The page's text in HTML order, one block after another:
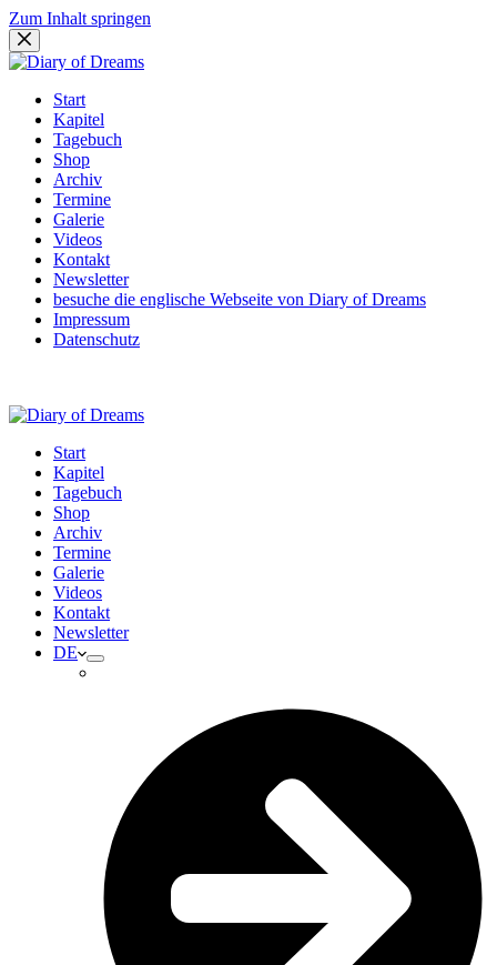
Zum Inhalt springen
Start
Kapitel
Tagebuch
Shop
Archiv
Termine
Galerie
Videos
Kontakt
Newsletter
besuche die englische Webseite von Diary of Dreams
Impressum
Datenschutz
Start
Kapitel
Tagebuch
Shop
Archiv
Termine
Galerie
Videos
Kontakt
Newsletter
DE